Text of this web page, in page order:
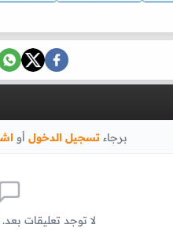
برجاء تسجيل الدخول أو
لا توجد تعليقات